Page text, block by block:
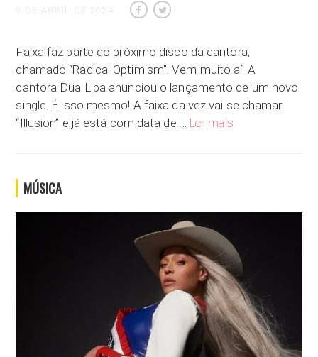
9 DE ABRIL DE 2024
Faixa faz parte do próximo disco da cantora,
chamado “Radical Optimism”. Vem muito aí! A
cantora Dua Lipa anunciou o lançamento de um novo
single. É isso mesmo! A faixa da vez vai se chamar
“Illusion” e já está com data de … Ler mais
MÚSICA